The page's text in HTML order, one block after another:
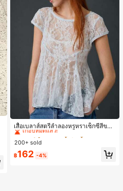
เสื้อเบลาส์สตรีลำลองหรูหราเซ็กซี่สีขาว
จับจีบลูกไม้เปิดหลังสำหรับฤดูร้อน
#1 ขายดี
เกือบหมดแล้ว!
#1 ขายดี
เกือบหมดแล้ว!
#1 ขายดี
เกือบหมดแล้ว!
#1 ขายดี
ใน หลวม เสื้อยืดเนื้อนุ่มสำหรับใส่ทุกวัน
200+ sold
฿162 -4%